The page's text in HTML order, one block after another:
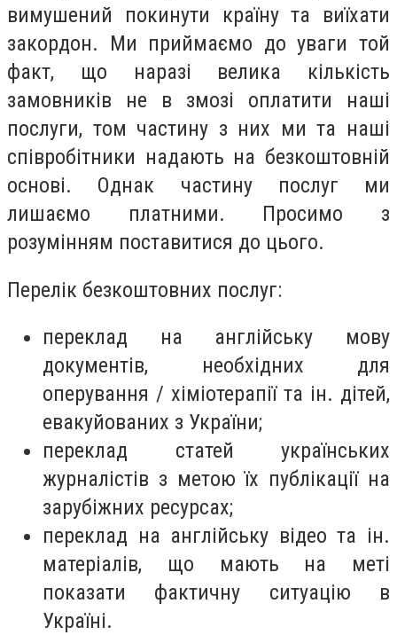
вимушений покинути країну та виїхати
закордон. Ми приймаємо до уваги той
факт, що наразі велика кількість
замовників не в змозі оплатити наші
послуги, том частину з них ми та наші
співробітники надають на безкоштовній
основі. Однак частину послуг ми
лишаємо платними. Просимо з
розумінням поставитися до цього.
Перелік безкоштовних послуг:
переклад на англійську мову
документів, необхідних для
оперування / хіміотерапії та ін. дітей,
евакуйованих з України;
переклад статей українських
журналістів з метою їх публікації на
зарубіжних ресурсах;
переклад на англійську відео та ін.
матеріалів, що мають на меті
показати фактичну ситуацію в
Україні.